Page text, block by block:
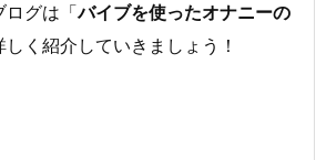
ログは「バイブを使ったオナニーの
しく紹介していきましょう！